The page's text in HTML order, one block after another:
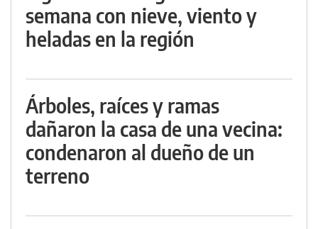
semana con nieve, viento y
heladas en la región
Árboles, raíces y ramas
dañaron la casa de una vecina:
condenaron al dueño de un
terreno